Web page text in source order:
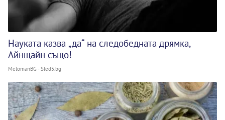
Науката казва „да“ на следобедната дрямка,
Айнщайн също!
MelomanBG - Sled5.bg